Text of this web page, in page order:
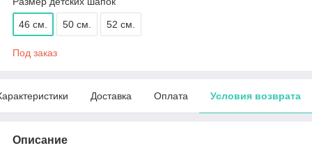
46 см. 50 см. 52 см.
Под заказ
Доставка Оплата Условия возврата
Описание